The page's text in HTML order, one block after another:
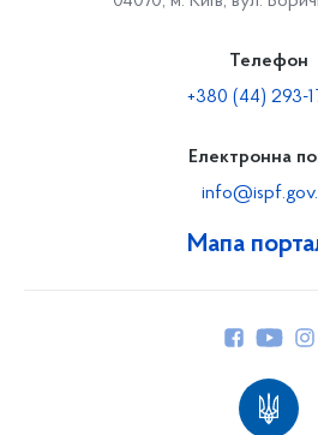
Мапа
Телефон
+380 (44) 293-
Електронна